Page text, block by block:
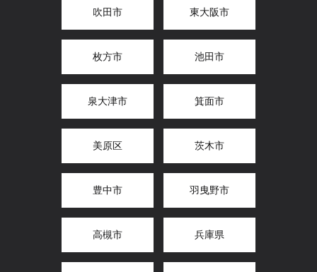
吹田市 東大阪市
枚方市 池田市
泉大津市 箕面市
美原区 茨木市
豊中市 羽曳野市
高槻市 兵庫県